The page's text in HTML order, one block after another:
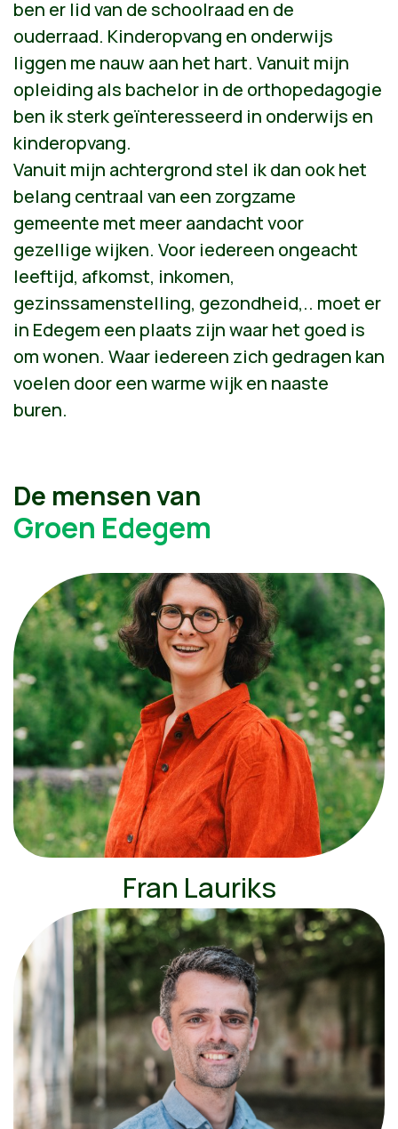
ben er lid van de schoolraad en de
ouderraad. Kinderopvang en onderwijs
liggen me nauw aan het hart. Vanuit mijn
opleiding als bachelor in de orthopedagogie
ben ik sterk geïnteresseerd in onderwijs en
kinderopvang.
Vanuit mijn achtergrond stel ik dan ook het
belang centraal van een zorgzame
gemeente met meer aandacht voor
gezellige wijken. Voor iedereen ongeacht
leeftijd, afkomst, inkomen,
gezinssamenstelling, gezondheid,.. moet er
in Edegem een plaats zijn waar het goed is
om wonen. Waar iedereen zich gedragen kan
voelen door een warme wijk en naaste
buren.
De mensen van
Groen Edegem
Fran Lauriks